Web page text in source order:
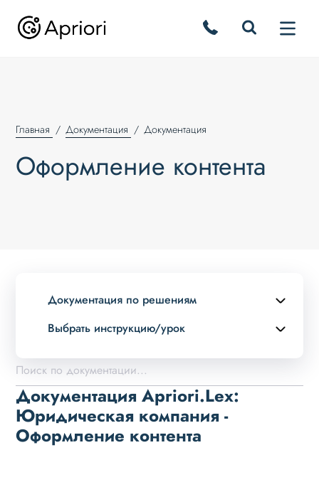
Главная Документация Документация
Оформление контента
Документация по решениям
Выбрать инструкцию/урок
Описание курса
Возможности
Примеры страниц
Установка и обновление
Документация Apriori.Lex:
Юридическая компания -
Оформление контента